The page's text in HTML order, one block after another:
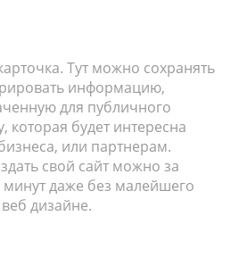
Тут можно сохранять
информацию,
для публичного
которая будет интересна
или партнерам.
свой сайт можно за
минут даже без малейшего
дизайне.